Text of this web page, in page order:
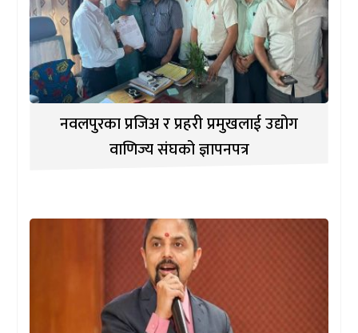
नवलपुरका प्रजिअ र प्रहरी प्रमुखलाई उद्योग
वाणिज्य संघको ज्ञापनपत्र